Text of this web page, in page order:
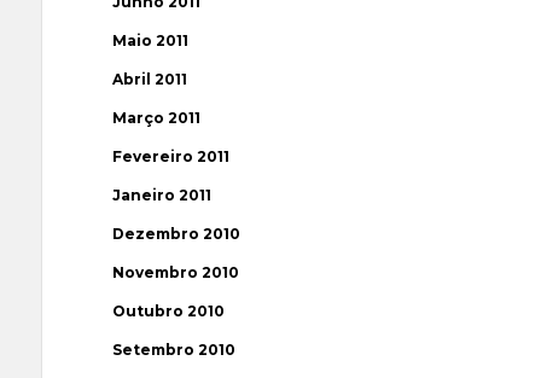
Maio 2011
Abril 2011
Março 2011
Fevereiro 2011
Janeiro 2011
Dezembro 2010
Novembro 2010
Outubro 2010
Setembro 2010